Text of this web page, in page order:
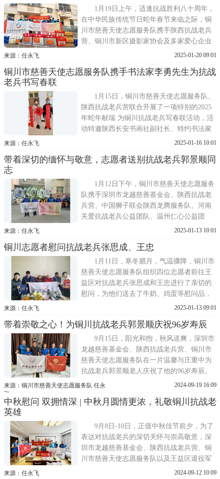
秀的家中。一进门，慰问队
1月19日上午，适逢抗战胜利八十周年，
在中华民族传统节日蛇年春节来临之际，铜
川市慈善天使志愿服务队携手陕西抗战老兵
营、铜川市新区摄影家协会及多家爱心企业
共同策划实施蛇年纳福·我和抗战老兵过大年
老兵家里慰问，展现了一幅幅感人至深的画
崇高敬意。当日上午
来源：任永飞 2025-01-20 09:01
铜川市慈善天使志愿服务队携手书法家李勇先生为抗战
老兵书写春联
1月15日，铜川市慈善天使志愿服务队、
陕西抗战老兵营联合开展了一项特别的2025
年蛇年献瑞 为铜川抗战老兵写春联活动，活
动特邀陕西长安书画社副社长、特约书法家
李勇先生，为铜川抗战老兵郜文秀、王忠、
的崇高敬意和深切关怀。书写现场，只见李
中，银蛇舞动贺新岁
来源：任永飞 2025-01-16 10:01
带着深切的缅怀与敬意，志愿者送别抗战老兵郭景顺同
志
1月12日下午，铜川市慈善天使志愿服务
队携手深圳市龙越慈善基金会、陕西抗战老
兵营、中国狮子联会陕西龙腾服务队、河南
关爱抗战老兵公益团队、温州仁心公益团
队，组织六位志愿者前往郭景顺老英雄家中
手捧花圈，向老英雄表达最深切的缅怀与敬
意。据了解，陕西省铜川市抗战老英雄郭景
顺同志，于2025年1月10日
来源：任永飞 2025-01-13 10:01
铜川志愿者慰问抗战老兵张思成、王忠
1月11日，寒冬腊月，气温骤降，铜川市
慈善天使志愿服务队组织四位志愿者前往王
益区对抗战老兵张思成和王忠进行了亲切的
慰问，为他们送去了牛奶、鸡蛋等慰问品，
并聆听了两位老兵讲述自己参加抗日战争和
带着满载关怀的慰问品，来到了张思成和王
忠两位老兵的家中。他们与老兵们亲切交
谈，详细询问了老兵们的
来源：任永飞 2025-01-13 09:01
带着崇敬之心！为铜川抗战老兵郭景顺庆祝96岁寿辰
9月15日，阳光和煦，秋风送爽，深圳市
龙越慈善基金会、陕西抗战老兵营、铜川市
慈善天使志愿服务队在一片温馨与庄重中为
抗战老兵郭景顺老人庆祝了他的96岁寿辰。
活动现场不仅布置得喜庆洋洋，更充满了对
式开始，在家属致欢迎词后，随着热烈的掌
飞上台致贺辞，他深情
来源：铜川市慈善天使志愿服务队 任永
飞
2024-09-19 16:09
中秋慰问 双拥情深 | 中秋月圆情更浓，礼敬铜川抗战老
英雄
9月8日-10日，正值中秋佳节前夕，为了
表达对抗战老兵的深切关怀与崇高敬意，深
圳市龙越慈善基金会、陕西抗战老兵营、铜
川市慈善天使志愿服务队以及王益区退役军
人事务局联合举办了中秋月圆情更浓，礼敬
来源：任永飞 2024-09-12 10:09